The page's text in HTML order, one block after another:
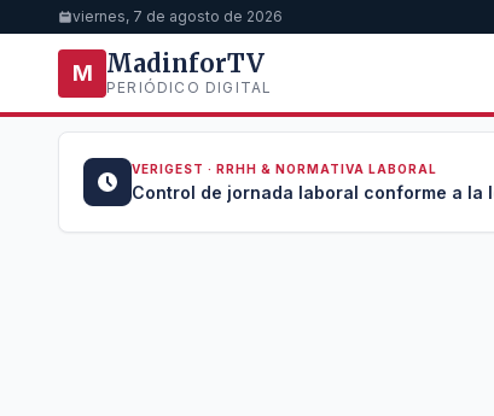
viernes, 7 de agosto de 2026
M MadinforTV
PERIÓDICO DIGITAL
VERIGEST · RRHH & NORMATIVA LABORAL
Control de jornada laboral conforme a la